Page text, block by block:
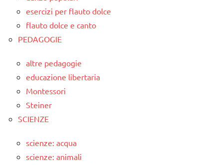
esercizi per flauto dolce
flauto dolce e canto
PEDAGOGIE
altre pedagogie
educazione libertaria
Montessori
Steiner
SCIENZE
scienze: acqua
scienze: animali